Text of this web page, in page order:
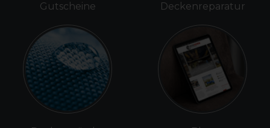
Gutscheine Deckenreparatur